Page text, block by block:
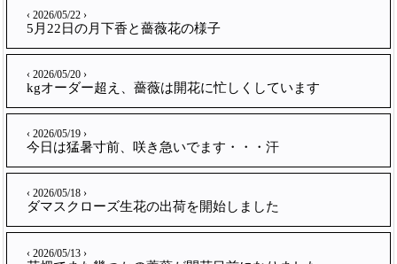
‹ 2026/05/22 ›
5月22日の月下香と薔薇花の様子
‹ 2026/05/20 ›
kgオーダー超え、薔薇は開花に忙しくしています
‹ 2026/05/19 ›
今日は猛暑寸前、咲き急いでます・・・汗
‹ 2026/05/18 ›
ダマスクローズ生花の出荷を開始しました
‹ 2026/05/13 ›